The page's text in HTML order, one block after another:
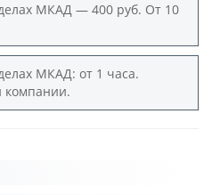
МКАД — 400 руб. От 10
МКАД: от 1 часа.
компании.